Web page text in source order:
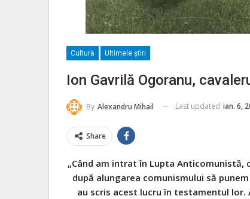
Cultură Ultimele ştiri
Ion Gavrilă Ogoranu,
By Alexandru Mihail Last updated ian. 6,
Share
„Când am intrat în Lupta
după alungarea comunismului să
au scris acest lucru în testamentul lor.